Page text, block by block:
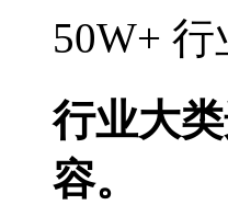
50W+
行业大
容。